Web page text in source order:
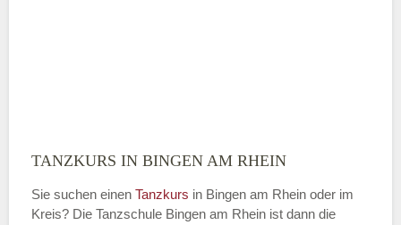
TANZKURS IN BINGEN AM RHEIN
Sie suchen einen Tanzkurs in Bingen am Rhein oder im
Kreis? Die Tanzschule Bingen am Rhein ist dann die